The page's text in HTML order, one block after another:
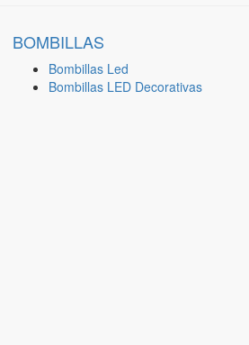
BOMBILLAS
Bombillas Led
Bombillas LED Decorativas